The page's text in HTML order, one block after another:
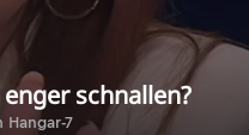
schnallen?
Hangar-7